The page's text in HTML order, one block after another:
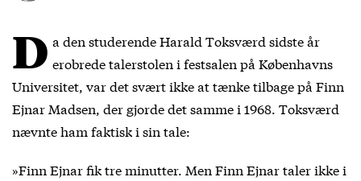
D a den studerende Harald Toksværd sidste år
erobrede talerstolen i festsalen på Københavns
Universitet, var det svært ikke at tænke tilbage på Finn
Ejnar Madsen, der gjorde det samme i 1968. Toksværd
nævnte ham faktisk i sin tale:
»Finn Ejnar fik tre minutter. Men Finn Ejnar taler ikke i